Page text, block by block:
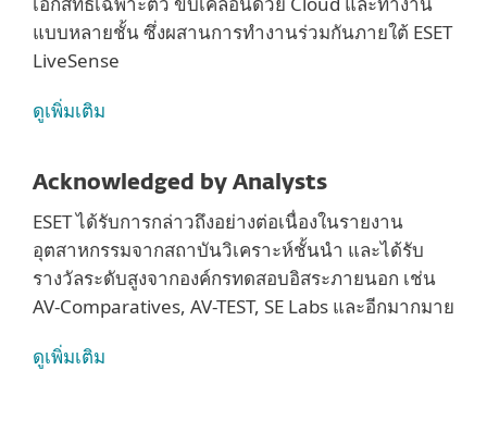
แบบหลายชั้น ซึ่งผสานการทำงานร่วมกันภายใต้ ESET
LiveSense
ดูเพิ่มเติม
Acknowledged by Analysts
ESET ได้รับการกล่าวถึงอย่างต่อเนื่องในรายงาน
อุตสาหกรรมจากสถาบันวิเคราะห์ชั้นนำ และได้รับ
รางวัลระดับสูงจากองค์กรทดสอบอิสระภายนอก เช่น
AV-Comparatives, AV-TEST, SE Labs และอีกมากมาย
ดูเพิ่มเติม